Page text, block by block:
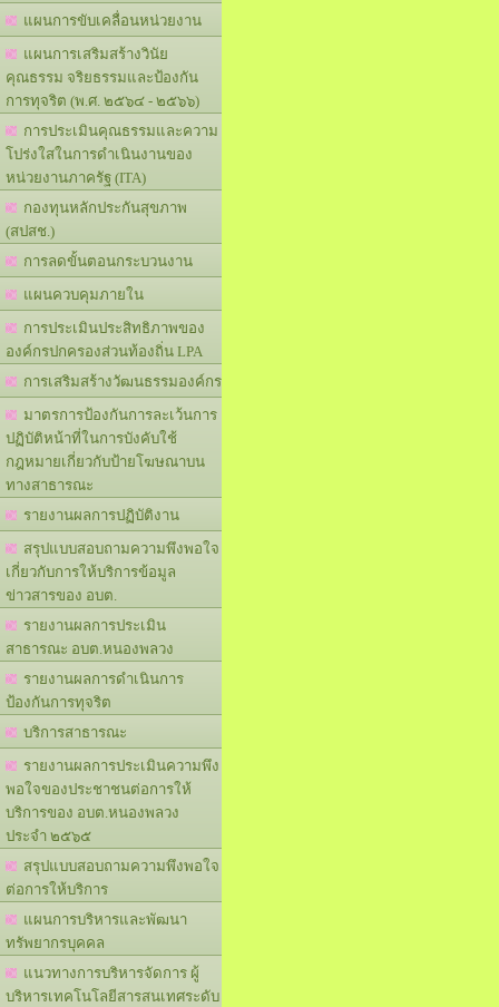
แผนการขับเคลื่อนหน่วยงาน
แผนการเสริมสร้างวินัย
คุณธรรม จริยธรรมและป้องกัน
การทุจริต (พ.ศ. ๒๕๖๔ - ๒๕๖๖)
การประเมินคุณธรรมและความ
โปร่งใสในการดำเนินงานของ
หน่วยงานภาครัฐ (ITA)
กองทุนหลักประกันสุขภาพ
(สปสช.)
การลดขั้นตอนกระบวนงาน
แผนควบคุมภายใน
การประเมินประสิทธิภาพของ
องค์กรปกครองส่วนท้องถิ่น LPA
การเสริมสร้างวัฒนธรรมองค์กร
มาตรการป้องกันการละเว้นการ
ปฏิบัติหน้าที่ในการบังคับใช้
กฎหมายเกี่ยวกับป้ายโฆษณาบน
ทางสาธารณะ
รายงานผลการปฏิบัติงาน
สรุปแบบสอบถามความพึงพอใจ
เกี่ยวกับการให้บริการข้อมูล
ข่าวสารของ อบต.
รายงานผลการประเมิน
สาธารณะ อบต.หนองพลวง
รายงานผลการดำเนินการ
ป้องกันการทุจริต
บริการสาธารณะ
รายงานผลการประเมินความพึง
พอใจของประชาชนต่อการให้
บริการของ อบต.หนองพลวง
ประจำ ๒๕๖๕
สรุปแบบสอบถามความพึงพอใจ
ต่อการให้บริการ
แผนการบริหารและพัฒนา
ทรัพยากรบุคคล
แนวทางการบริหารจัดการ ผู้
บริหารเทคโนโลยีสารสนเทศระดับ